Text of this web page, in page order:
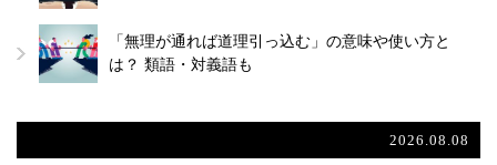
「無理が通れば道理引っ込む」の意味や使い方と
は？ 類語・対義語も
2026.08.08